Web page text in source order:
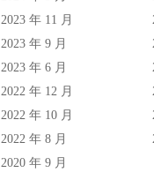
2023 年 11 月
2023 年 9 月
2023 年 6 月
2022 年 12 月
2022 年 10 月
2022 年 8 月
2020 年 9 月